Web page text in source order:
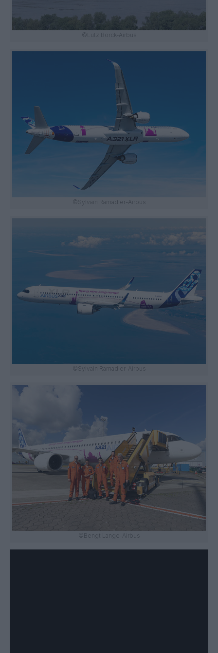
©Lutz Borck-Airbus
©Sylvain Ramadier-Airbus
©Sylvain Ramadier-Airbus
©Bengt Lange-Airbus